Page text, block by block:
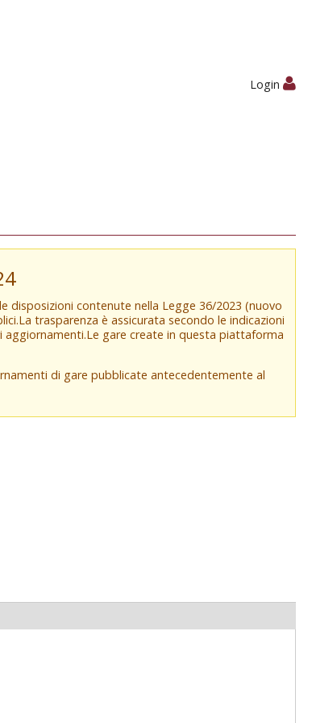
Login
disposizioni contenute nella Legge 36/2023 (nuovo
trasparenza è assicurata secondo le indicazioni
aggiornamenti.Le gare create in questa piattaforma
di gare pubblicate antecedentemente al